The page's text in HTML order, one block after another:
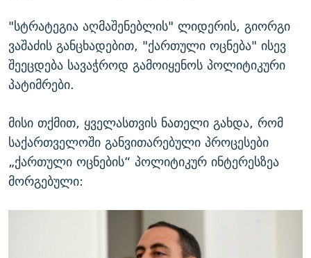
"სტრატეგია აღმაშენებლის" ლიდერის, გიორგი
ვაშაძის განცხადებით, "ქართული ოცნება" ისევ
შეეცდება სავაჭროდ გამოიყენოს პოლიტიკური
პატიმრები.
მისი თქმით, ყველასთვის ნათელი გახდა, რომ
საქართველოში განვითარებული პროცესები
„ქართული ოცნების“ პოლიტიკურ ინტერესზეა
მორგებული: